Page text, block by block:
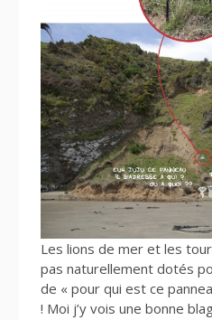
Les lions de mer et les
pas naturellement dotés
de « pour qui est ce
! Moi j’y vois une bonne